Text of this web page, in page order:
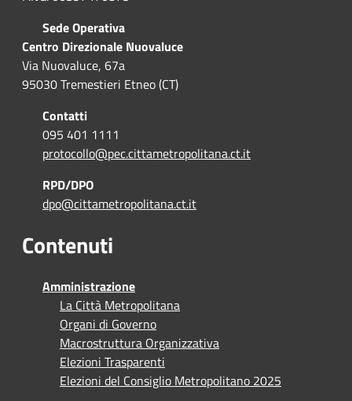
Sede Operativa
Centro Direzionale Nuovaluce
Via Nuovaluce, 67a
95030 Tremestieri Etneo (CT)
Contatti
095 401 1111
protocollo@pec.cittametropolitana.ct.it
RPD/DPO
dpo@cittametropolitana.ct.it
Contenuti
Amministrazione
La Città Metropolitana
Organi di Governo
Macrostruttura Organizzativa
Elezioni Trasparenti
Elezioni del Consiglio Metropolitano 2025